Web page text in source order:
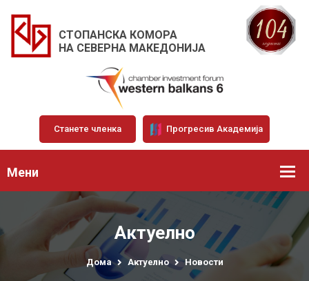
СТОПАНСКА КОМОРА
НА СЕВЕРНА МАКЕДОНИЈА
Станете членка Прогресив Академија
Мени
Актуелно
Дома Актуелно Новости